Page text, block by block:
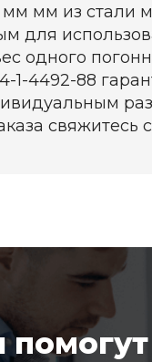
мм из стали
для
одного
1-4492-88
свяжитесь